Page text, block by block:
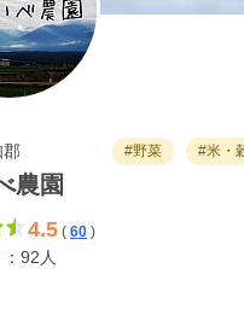
郡
農園
4.5 ( 60 )
92人
#野菜 #米・